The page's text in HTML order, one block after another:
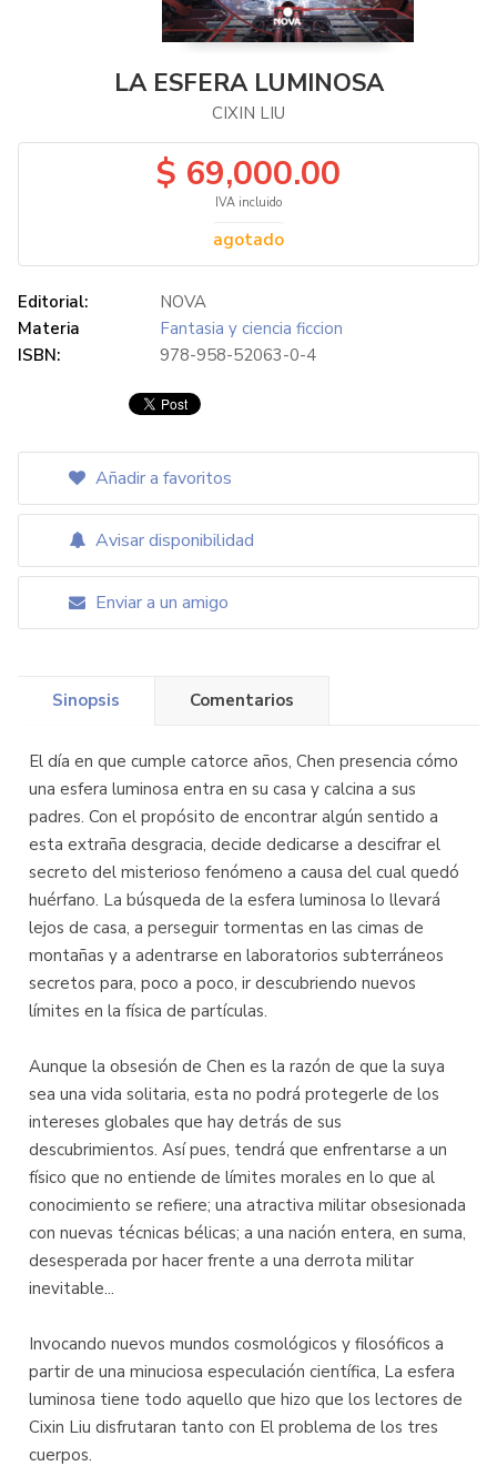
LA ESFERA LUMINOSA
CIXIN LIU
$ 69,000.00
IVA incluido
agotado
Editorial:
NOVA
Materia
Fantasia y ciencia ficcion
ISBN:
978-958-52063-0-4
Añadir a favoritos
Avisar disponibilidad
Enviar a un amigo
Sinopsis Comentarios
El día en que cumple catorce años, Chen presencia cómo
una esfera luminosa entra en su casa y calcina a sus
padres. Con el propósito de encontrar algún sentido a
esta extraña desgracia, decide dedicarse a descifrar el
secreto del misterioso fenómeno a causa del cual quedó
huérfano. La búsqueda de la esfera luminosa lo llevará
lejos de casa, a perseguir tormentas en las cimas de
montañas y a adentrarse en laboratorios subterráneos
secretos para, poco a poco, ir descubriendo nuevos
límites en la física de partículas.
Aunque la obsesión de Chen es la razón de que la suya
sea una vida solitaria, esta no podrá protegerle de los
intereses globales que hay detrás de sus
descubrimientos. Así pues, tendrá que enfrentarse a un
físico que no entiende de límites morales en lo que al
conocimiento se refiere; una atractiva militar obsesionada
con nuevas técnicas bélicas; a una nación entera, en suma,
desesperada por hacer frente a una derrota militar
inevitable...
Invocando nuevos mundos cosmológicos y filosóficos a
partir de una minuciosa especulación científica, La esfera
luminosa tiene todo aquello que hizo que los lectores de
Cixin Liu disfrutaran tanto con El problema de los tres
cuerpos.